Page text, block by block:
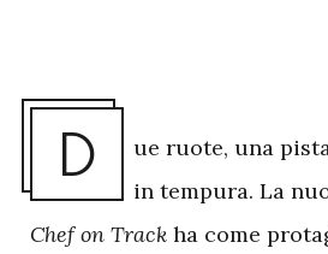
D
ue ruote, una
in tempura. La
Chef on Track ha come